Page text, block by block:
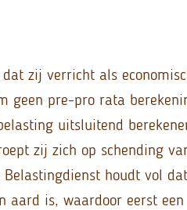
zij verricht als
geen pre-pro rata
uitsluitend
zij zich op schending
houdt vol
aard is, waardoor eerst